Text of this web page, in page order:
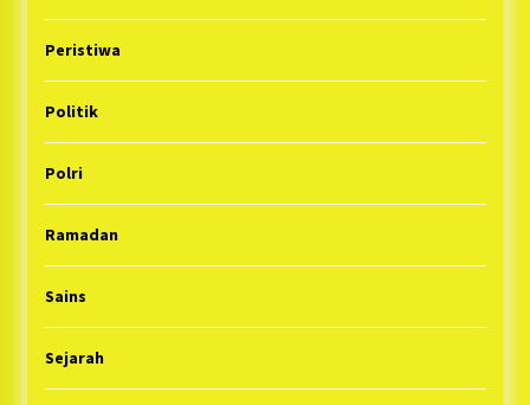
Peristiwa
Politik
Polri
Ramadan
Sains
Sejarah